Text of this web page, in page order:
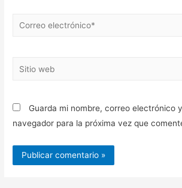
Correo
Sitio
Guarda mi nombre, correo electrónico
navegador para la próxima vez que